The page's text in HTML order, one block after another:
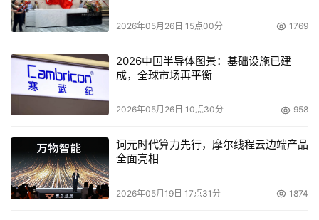
2026年05月26日 15点00分 1769
2026中国半导体图景：基础设施已建
成，全球市场再平衡
2026年05月26日 10点30分 958
词元时代算力先行，摩尔线程云边端产品
全面亮相
2026年05月19日 17点31分 1874